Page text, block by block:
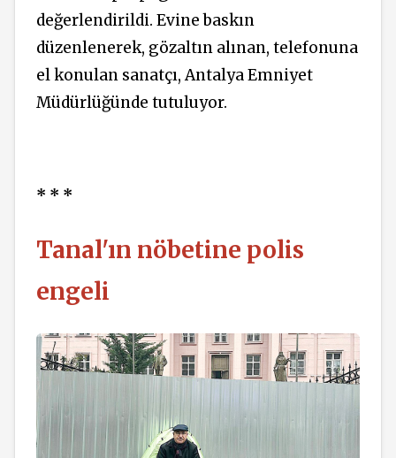
değerlendirildi. Evine baskın
düzenlenerek, gözaltın alınan, telefonuna
el konulan sanatçı, Antalya Emniyet
Müdürlüğünde tutuluyor.
* * *
Tanal'ın nöbetine polis
engeli